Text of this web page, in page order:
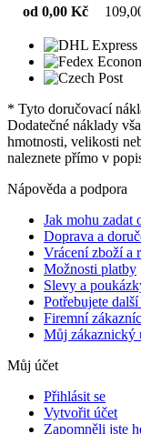
od 0,00 Kč
* Tyto doručovací
Dodatečné náklady
hmotnosti, velikosti
naleznete přímo v
Nápověda a podpora
Jak mohu zadat
Doprava a
Vrácení zboží a
Možnosti platby
Slevy a
Potřebujete
Firemní
Můj zákaznický
Můj účet
Přihlásit se
Vytvořit účet
Zapomněli jste